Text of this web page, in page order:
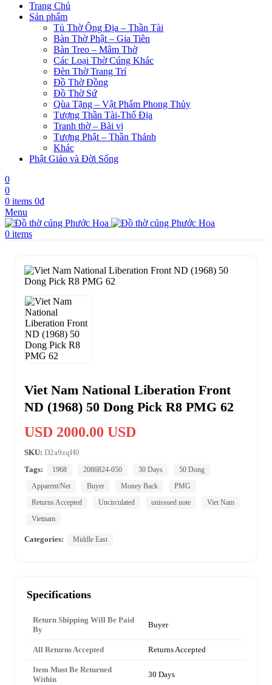
Trang Chủ
Sản phẩm
Tủ Thờ Ông Địa – Thần Tài
Bàn Thờ Phật – Gia Tiên
Bàn Treo – Mâm Thờ
Các Loại Thờ Cúng Khác
Đèn Thờ Trang Trí
Đồ Thờ Đồng
Đồ Thờ Sứ
Qùa Tặng – Vật Phẩm Phong Thủy
Tượng Thần Tài-Thổ Địa
Tranh thờ – Bài vị
Tượng Phật – Thần Thánh
Khác
Phật Giáo và Đời Sống
0
0
0 items 0₫
Menu
0 items
Viet Nam National Liberation Front
ND (1968) 50 Dong Pick R8 PMG 62
USD 2000.00 USD
SKU: D2a9zqH0
Tags:
1968 2086824-050 30 Days
50 Dong
Apparent/Net
Buyer Money Back
PMG
Returns Accepted
Uncirculated unissued note
Viet Nam
Vietnam
Categories: Middle East
Specifications
Return Shipping Will Be Paid
By
Buyer
All Returns Accepted Returns Accepted
Item Must Be Returned
Within
30 Days